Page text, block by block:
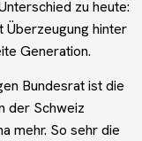
zu heute:
hinter
Generation.
Bundesrat ist die
der Schweiz
mehr. So sehr die